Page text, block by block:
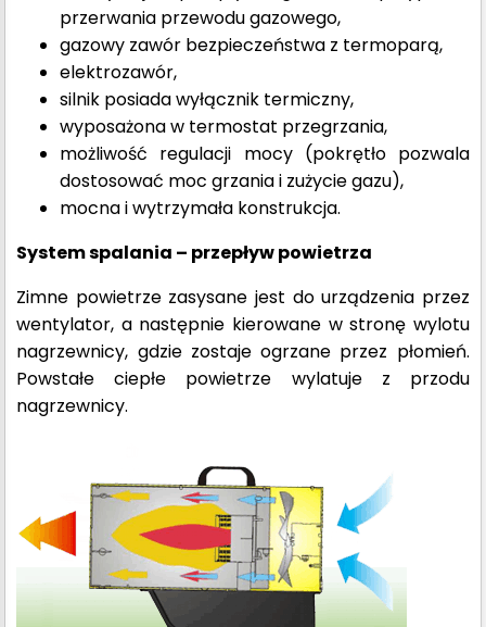
przerwania przewodu gazowego,
gazowy zawór bezpieczeństwa z termoparą,
elektrozawór,
silnik posiada wyłącznik termiczny,
wyposażona w termostat przegrzania,
możliwość regulacji mocy (pokrętło pozwala
dostosować moc grzania i zużycie gazu),
mocna i wytrzymała konstrukcja.
System spalania – przepływ powietrza
Zimne powietrze zasysane jest do urządzenia przez
wentylator, a następnie kierowane w stronę wylotu
nagrzewnicy, gdzie zostaje ogrzane przez płomień.
Powstałe ciepłe powietrze wylatuje z przodu
nagrzewnicy.